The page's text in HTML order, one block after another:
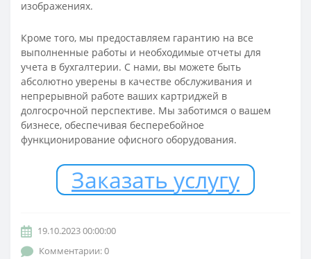
изображениях.
Кроме того, мы предоставляем гарантию на все
выполненные работы и необходимые отчеты для
учета в бухгалтерии. С нами, вы можете быть
абсолютно уверены в качестве обслуживания и
непрерывной работе ваших картриджей в
долгосрочной перспективе. Мы заботимся о вашем
бизнесе, обеспечивая бесперебойное
функционирование офисного оборудования.
Заказать услугу
19.10.2023 00:00:00
Комментарии: 0